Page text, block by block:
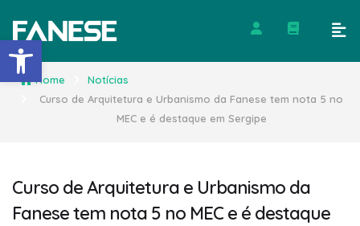
Barra de Ferramentas
Home
Notícias
Curso de Arquitetura e Urbanismo da Fanese tem nota 5 no
MEC e é destaque em Sergipe
Curso de Arquitetura e Urbanismo da
Fanese tem nota 5 no MEC e é destaque